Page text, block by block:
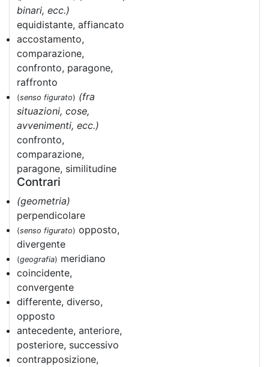
binari, ecc.)
equidistante, affiancato
accostamento,
comparazione,
confronto, paragone,
raffronto
(senso figurato) (fra
situazioni, cose,
avvenimenti, ecc.)
confronto,
comparazione,
paragone, similitudine
Contrari
(geometria)
perpendicolare
(senso figurato) opposto,
divergente
(geografia) meridiano
coincidente,
convergente
differente, diverso,
opposto
antecedente, anteriore,
posteriore, successivo
contrapposizione,